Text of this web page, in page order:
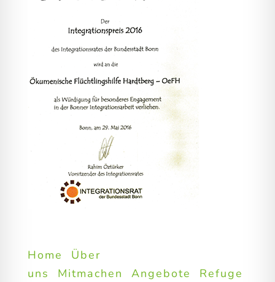
Home
Über
uns
Mitmachen Angebote
Refuge